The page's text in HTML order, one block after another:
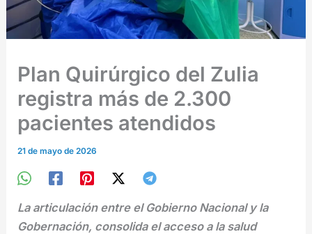
Plan Quirúrgico del Zulia
registra más de 2.300
pacientes atendidos
21 de mayo de 2026
La articulación entre el Gobierno Nacional y la
Gobernación, consolida el acceso a la salud